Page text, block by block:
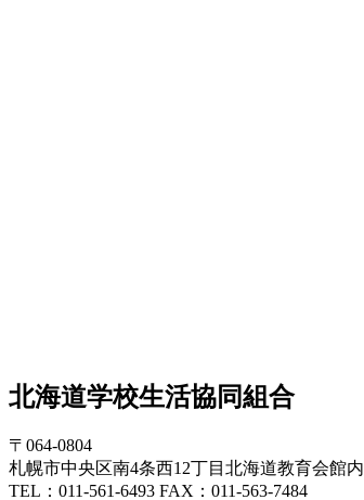
北海道学校生活協同組合
〒064-0804
札幌市中央区南4条西12丁目北海道教育会館内
TEL：011-561-6493 FAX：011-563-7484